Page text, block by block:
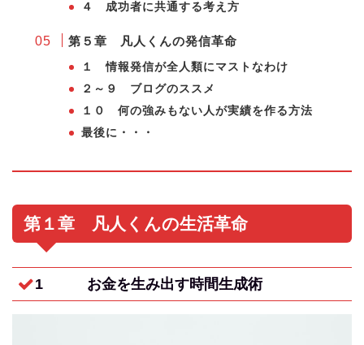
４ 成功者に共通する考え方
第５章 凡人くんの発信革命
１ 情報発信が全人類にマストなわけ
２～９ ブログのススメ
１０ 何の強みもない人が実績を作る方法
最後に・・・
第１章 凡人くんの生活革命
1 お金を生み出す時間生成術